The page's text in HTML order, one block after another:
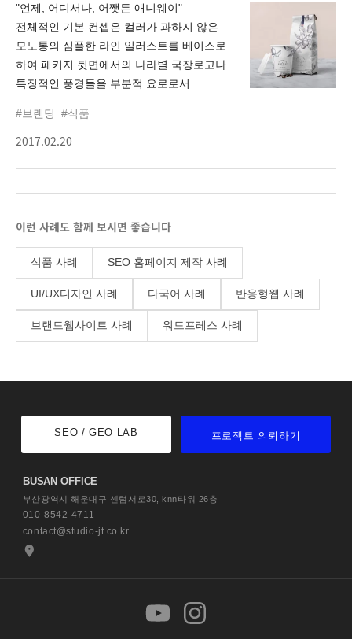
생각하였고, 마블링 기법을 활용한 그림을
통하여 커피의 향과 분위기, 나아가 그
안에서의 감정들이 섞이는 듯한 오묘한
느낌의 효과를 전달하고자 하였습니다.
"언제, 어디서나, 어쨋든 애니웨이"
전체적인 기본 컨셉은 컬러가 과하지 않은
모노통의 심플한 라인 일러스트를 베이스로
하여 패키지 뒷면에서의 나라별 국장로고나
특징적인 풍경들을 부분적 요로로서
컬러를 활용하여 라벨별로 포인트 컬러를
주어 차별화를 두고자 하였습니다.
느낌으로 커피를 꺼내 마실 때마다 커피의
작은 요소들에서 기분이 좋아질 수 있는
#브랜딩 #식품
2017.02.20
이런 사례도 함께 보시면 좋습니다
식품 사례 SEO 홈페이지 제작 사례
UI/UX디자인 사례 다국어 사례 반응형웹 사례
브랜드웹사이트 사례 워드프레스 사례
SEO / GEO LAB 프로젝트 의뢰하기
BUSAN OFFICE
부산광역시 해운대구 센텀서로30,knn타워 26층
010-8542-4711
contact@studio-jt.co.kr